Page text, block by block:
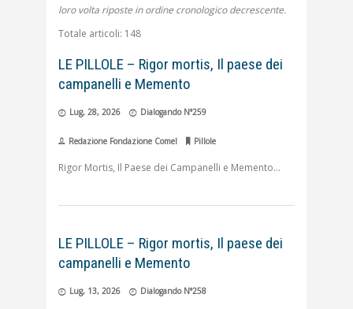
loro volta riposte in ordine cronologico decrescente.
Totale articoli: 148
LE PILLOLE – Rigor mortis, Il paese dei
campanelli e Memento
Lug, 28, 2026 Dialogando N°259
Redazione Fondazione Comel Pillole
Rigor Mortis, Il Paese dei Campanelli e Memento
LE PILLOLE – Rigor mortis, Il paese dei
campanelli e Memento
Lug, 13, 2026 Dialogando N°258